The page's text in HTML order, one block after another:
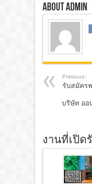
About admin
Previous:
รับสมัคร
บริษัท ออ
งานที่เปิ